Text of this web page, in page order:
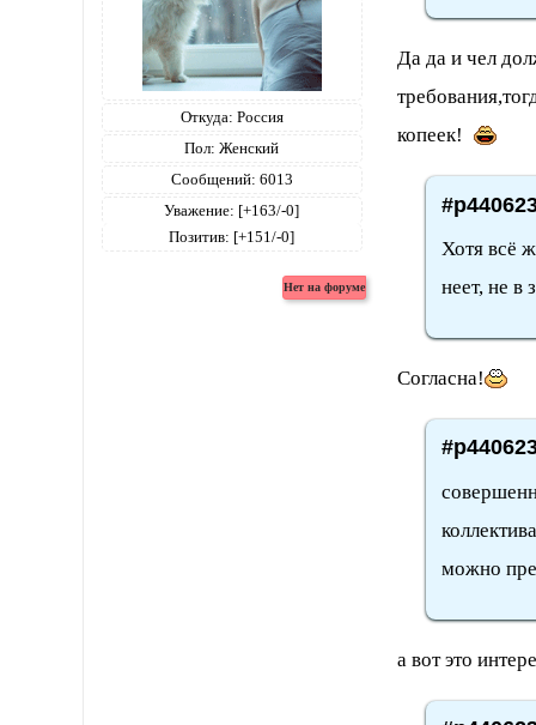
Откуда: Россия
Пол: Женский
Сообщений: 6013
Уважение: [+163/-0]
Позитив: [+151/-0]
Да да и чел
копеек!
Хотя всё
неет, не в
Согласна!
можно
а вот это